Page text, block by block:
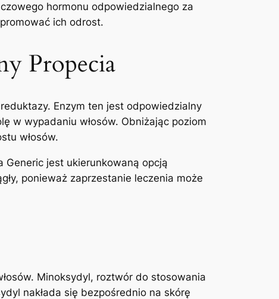
hormonu odpowiedzialnego za
ich odrost.
Propecia
Enzym ten jest odpowiedzialny
w wypadaniu włosów. Obniżając poziom
włosów.
Generic jest ukierunkowaną opcją
ponieważ zaprzestanie leczenia może
Minoksydyl, roztwór do stosowania
nakłada się bezpośrednio na skórę